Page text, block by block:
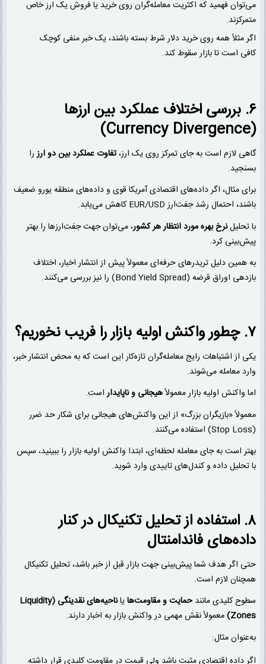
می‌توان فهمید که اکثریت معامله‌گران روی خرید یا فروش یک ارز خاص
متمرکزند.
اگر مثلاً همه روی خرید دلار شرط بسته باشند، یک خبر منفی کوچک
کافی است تا بازار سقوط کند.
۶. بررسی اختلاف عملکرد بین ارزها
(Currency Divergence)
گاهی لازم است به جای تمرکز روی یک ارز،تفاوت عملکرد بین دو ارزرا
بسنجید.
برای مثال، اگر داده‌های اقتصادی آمریکا قوی و داده‌های منطقه یورو ضعیف
باشند، احتمال رشد جفت‌ارز EUR/USD کاهش می‌یابد.
با تحلیلنرخ بهره مورد انتظار هر کشور، می‌توان جهت جفت‌ارزها را بهتر
پیش‌بینی کرد.
به همین دلیل تریدرهای حرفه‌ای معمولاً پیش از انتشار اخبار، اختلاف
بازدهی اوراق قرضه (Bond Yield Spread) را نیز بررسی می‌کنند.
۷. چطور واکنش اولیه بازار را فریب نخوریم؟
یکی از اشتباهات رایج معامله‌گران تازه‌کار این است که به محض انتشار خبر،
وارد معامله می‌شوند.
اما واکنش اولیه بازار معمولاًهیجانی و ناپایداراست.
معمولاً «بازیگران بزرگ» از این واکنش‌های هیجانی برای شکار حد ضرر
(Stop Loss) استفاده می‌کنند.
بهتر است به جای معامله لحظه‌ای، ابتدا واکنش اولیه بازار را ببینید، سپس
با تحلیل داده و کندل‌های تاییدی وارد شوید.
۸. استفاده از تحلیل تکنیکال در کنار
داده‌های فاندامنتال
حتی اگر هدف شما پیش‌بینی جهت بازار قبل از خبر باشد، تحلیل تکنیکال
همچنان لازم است.
سطوح کلیدی مانندحمایت و مقاومت‌هایا
ناحیه‌های نقدینگی (Liquidity
Zones) معمولاً نقش مهمی در واکنش بازار به اخبار دارند.
به‌عنوان مثال:
اگر داده اقتصادی مثبت باشد ولی قیمت در مقاومت کلیدی قرار داشته